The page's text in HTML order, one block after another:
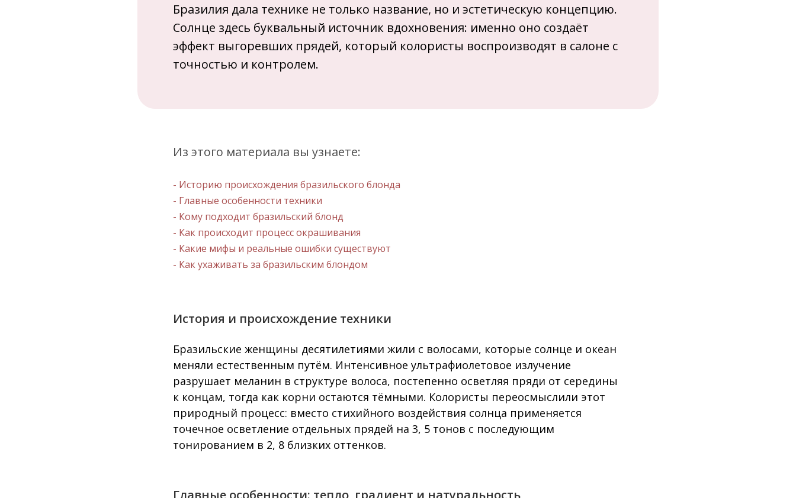
Бразилия дала технике не только название, но и эстетическую концепцию.
Солнце здесь буквальный источник вдохновения: именно оно создаёт
эффект выгоревших прядей, который колористы воспроизводят в салоне с
точностью и контролем.
Из этого материала вы узнаете:
- Историю происхождения бразильского блонда
- Главные особенности техники
- Кому подходит бразильский блонд
- Как происходит процесс окрашивания
- Какие мифы и реальные ошибки существуют
- Как ухаживать за бразильским блондом
История и происхождение техники
Бразильские женщины десятилетиями жили с волосами, которые солнце и океан
меняли естественным путём. Интенсивное ультрафиолетовое излучение
разрушает меланин в структуре волоса, постепенно осветляя пряди от середины
к концам, тогда как корни остаются тёмными. Колористы переосмыслили этот
природный процесс: вместо стихийного воздействия солнца применяется
точечное осветление отдельных прядей на 3, 5 тонов с последующим
тонированием в 2, 8 близких оттенков.
Главные особенности: тепло, градиент и натуральность